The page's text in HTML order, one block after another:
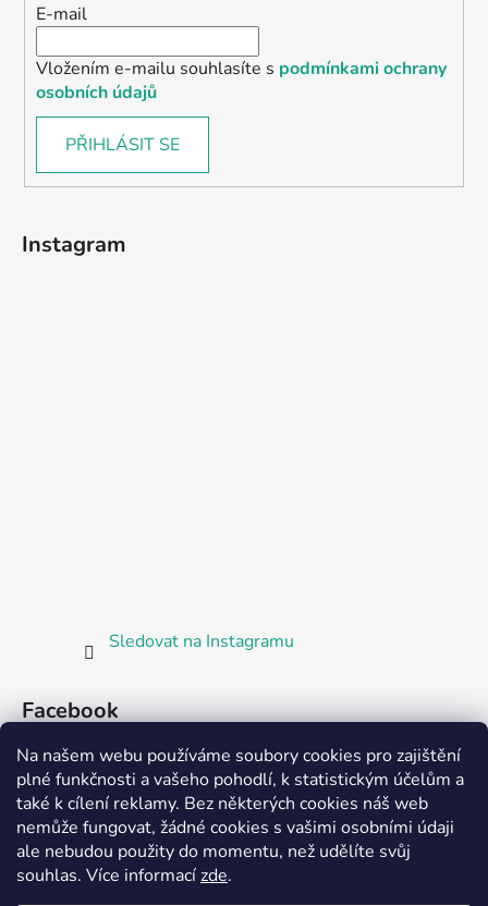
Na našem webu používáme soubory cookies pro zajištění
plné funkčnosti a vašeho pohodlí, k statistickým účelům a
také k cílení reklamy. Bez některých cookies náš web
nemůže fungovat, žádné cookies s vašimi osobními údaji
ale nebudou použity do momentu, než udělíte svůj
souhlas. Více informacízde.
E-mail
Vložením e-mailu souhlasíte s podmínkami ochrany
osobních údajů
PŘIHLÁSIT SE
Instagram
Sledovat na Instagramu
Facebook
Partnerská prodejna Barefoot Plzeň